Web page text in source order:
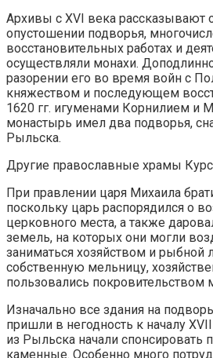
Архивы с XVI века рассказывают
опустошении подворья,
восстановительных работах и
осуществляли монахи.
разорении его во время войн с
княжеством и последующем
1620 гг. игуменами Корнилием и
монастырь имел два подворья,
Рыльска.
Другие православные храмы
При правлении царя Михаила
поскольку царь распорядился о
церковного места, а также
земель, на которых они могли
заниматься хозяйством и рыбной
собственную мельницу,
пользовались
Изначально все здания на
пришли в негодность к началу
из Рыльска начали спонсировать
каменные. Особенно много